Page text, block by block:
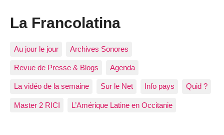
La Francolatina
Au jour le jour Archives Sonores
Revue de Presse & Blogs Agenda
La vidéo de la semaine Sur le Net Info pays Quid ?
Master 2 RICI L’Amérique Latine en Occitanie